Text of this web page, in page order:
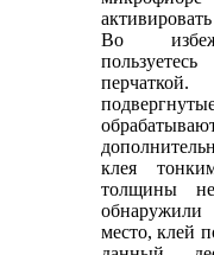
Во
клея
толщины
место, клей